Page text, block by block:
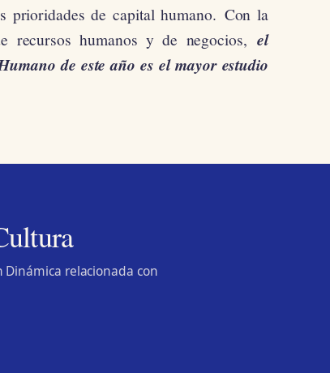
prioridades de capital humano. Con la
recursos humanos y de negocios,el
de este año es el mayor estudio
relacionada con